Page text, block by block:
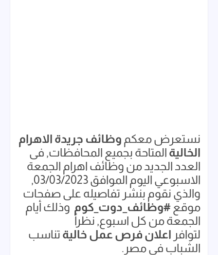
نستعرض معكم وظائف جريدة الاهرام
الخالية المتاحة بجميع المحافظات, فى
العدد الجديد من وظائف اهرام الجمعة
الاسبوعي اليوم الموافق 03/03/2023,
والذي نقوم بنشر تفاصيله على صفحات
موقع #وظائف_دوت_كوم وذلك أيام
الجمعة من كل اسبوع, نظراً
لتوافر اعلان فرص عمل خالية تناسب
الشباب فى مصر.